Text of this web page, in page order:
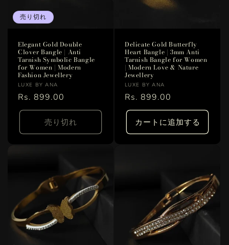
売り切れ
Elegant Gold Double
Clover Bangle | Anti
Tarnish Symbolic Bangle
for Women | Modern
Fashion Jewellery
販
売
元:
LUXE BY ANA
通
常
格
Rs. 899.00
売り切れ
Delicate Gold Butterfly
Heart Bangle | 3mm Anti
Tarnish Bangle for Women
| Modern Love & Nature
Jewellery
販
売
元:
LUXE BY ANA
通
常
格
Rs. 899.00
カートに追加する